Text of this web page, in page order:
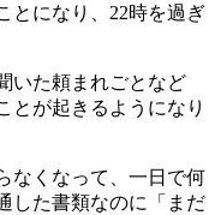
とになり、22時を過ぎ
いた頼まれごとなど
とが起きるようになり
なくなって、一日で何
した書類なのに「まだ